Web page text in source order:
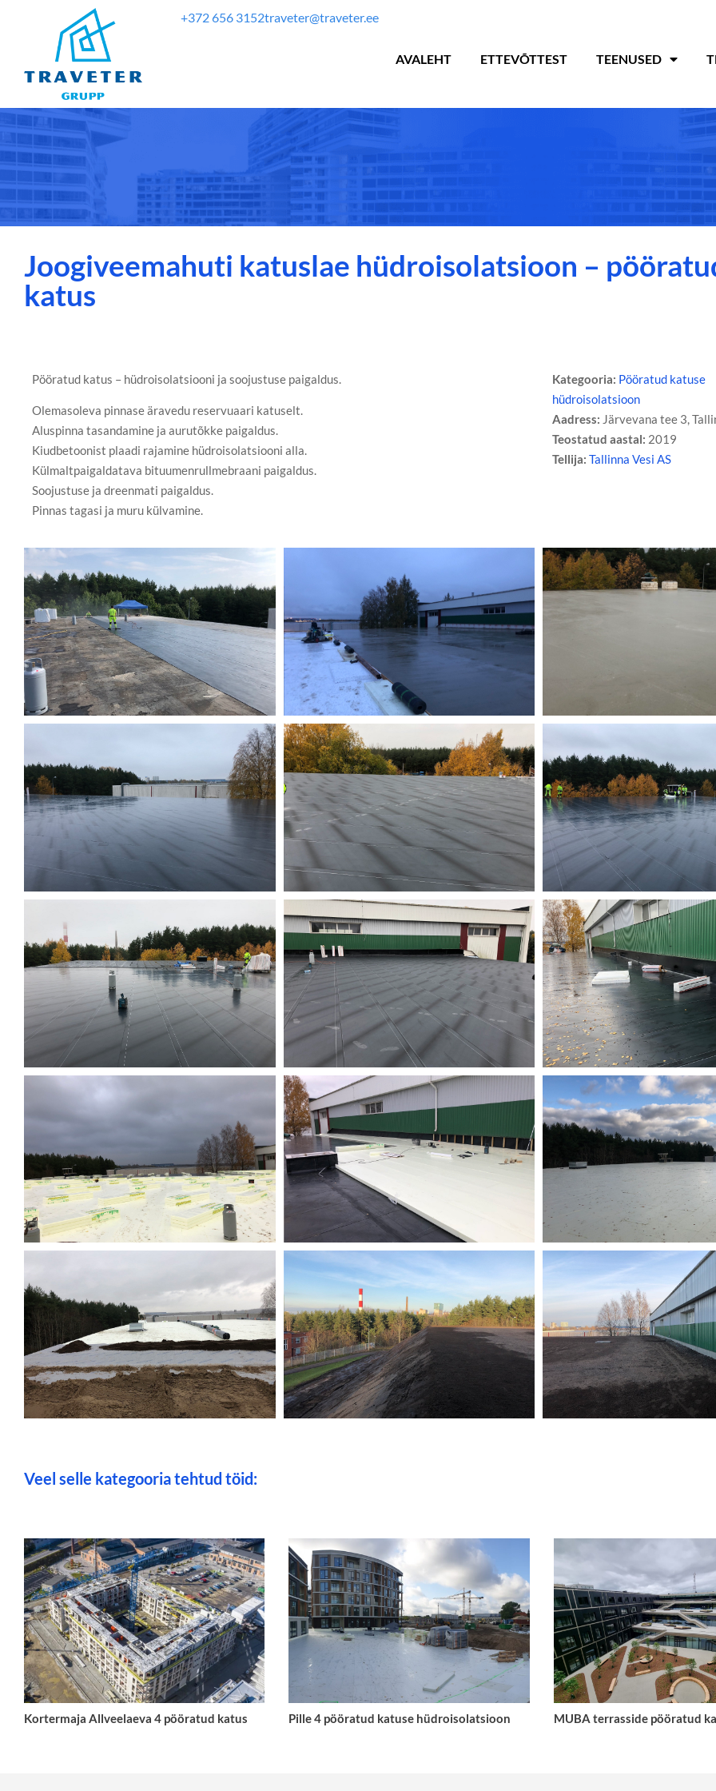
+372 656 3152traveter@traveter.ee
AVALEHT ETTEVÕTTEST TEENUSED
Joogiveemahuti katuslae hüdroisolatsioon –
katus
Pööratud katus – hüdroisolatsiooni ja soojustuse paigaldus.
Olemasoleva pinnase äravedu reservuaari katuselt.
Aluspinna tasandamine ja aurutõkke paigaldus.
Kiudbetoonist plaadi rajamine hüdroisolatsiooni alla.
Külmaltpaigaldatava bituumenrullmebraani paigaldus.
Soojustuse ja dreenmati paigaldus.
Pinnas tagasi ja muru külvamine.
Kategooria: Pööratud katuse
hüdroisolatsioon
Aadress: Järvevana tee 3,
Teostatud aastal: 2019
Tellija: Tallinna Vesi AS
Veel selle kategooria tehtud töid:
Kortermaja Allveelaeva 4 pööratud katus Pille 4 pööratud katuse hüdroisolatsioon MUBA terrasside pööratud